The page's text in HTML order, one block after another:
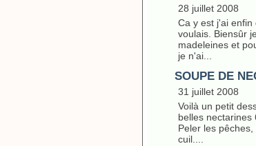
28 juillet 2008
Ca y est j'ai
voulais. Biensûr
madeleines et
je n'ai...
SOUPE DE
31 juillet 2008
Voilà un petit
belles nectarines
Peler les
cuil....